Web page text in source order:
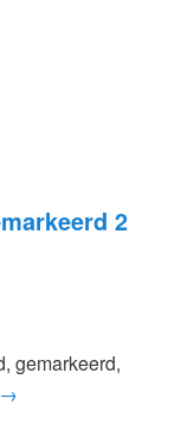
2
gemarkeerd,
→